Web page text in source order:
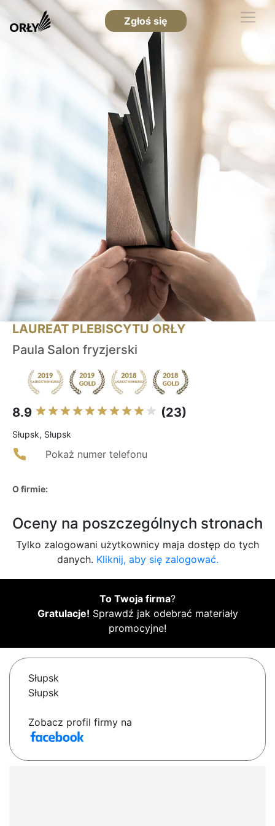
Zgłoś się
LAUREAT PLEBISCYTU ORŁY
Paula Salon fryzjerski
8.9 (23)
Słupsk, Słupsk
Pokaż numer telefonu
O firmie:
Oceny na poszczególnych stronach
Tylko zalogowani użytkownicy maja dostęp do tych
danych. Kliknij, aby się zalogować.
To Twoja firma?
Gratulacje! Sprawdź jak odebrać materiały
promocyjne!
Słupsk
Słupsk
Zobacz profil firmy na